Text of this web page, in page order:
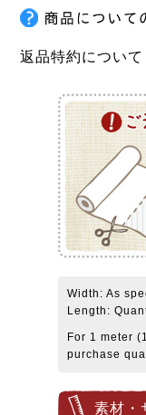
返品特約について
Width: As
Length:
For 1 meter
purchase
素材・